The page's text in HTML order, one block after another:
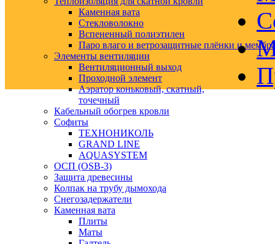
Каменная вата
Стекловолокно
Вспененный полиэтилен
Паро влаго и ветрозащитные плёнки и
Элементы вентиляции
Вентиляционный выход
Проходной элемент
Аэратор коньковый, скатный,
точечный
Кабельный обогрев кровли
Софиты
ТЕХНОНИКОЛЬ
GRAND LINE
AQUASYSTEM
ОСП (OSB-3)
Защита древесины
Колпак на трубу дымохода
Снегозадержатели
Каменная вата
Плиты
Маты